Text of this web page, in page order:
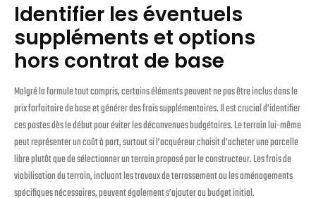
Identifier les éventuels
suppléments et options
hors contrat de base
Malgré la formule tout compris, certains éléments peuvent ne pas être inclus dans le
prix forfaitaire de base et générer des frais supplémentaires. Il est crucial d’identifier
ces postes dès le début pour éviter les déconvenues budgétaires. Le terrain lui-même
peut représenter un coût à part, surtout si l’acquéreur choisit d’acheter une parcelle
libre plutôt que de sélectionner un terrain proposé par le constructeur. Les frais de
viabilisation du terrain, incluant les travaux de terrassement ou les aménagements
spécifiques nécessaires, peuvent également s’ajouter au budget initial.